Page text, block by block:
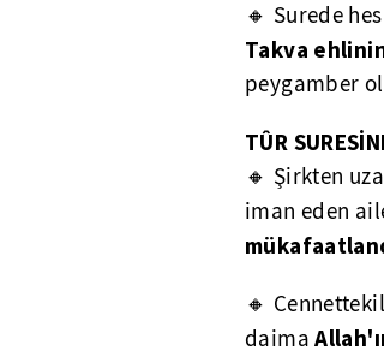
🔸 Surede
Takva
peygamber
TÛR
🔸 Şirkten
iman eden
🔸
daima